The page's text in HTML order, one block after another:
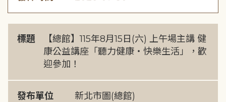
標題
【總館】115年8月15日(六) 上午場主講 健
康公益講座「聽力健康・快樂生活」，歡
迎參加！
發布單位 新北市圖(總館)